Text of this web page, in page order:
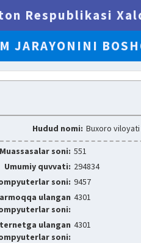
Respublikasi
JARAYONINI
Hudud nomi: Buxoro viloyati
Muassasalar soni: 551
Umumiy quvvati: 294834
soni: 9457
ulangan
soni:
4301
ulangan
soni:
4301